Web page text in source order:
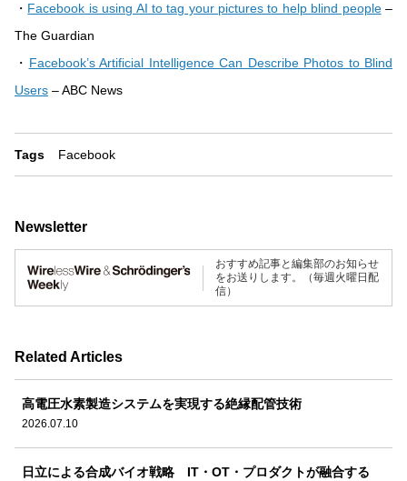
・ Facebook is using AI to tag your pictures to help blind people–
The Guardian
・ Facebook’s Artificial Intelligence Can Describe Photos to Blind
Users – ABC News
Tags Facebook
Newsletter
おすすめ記事と編集部のお知らせ
をお送りします。（毎週火曜日配
信）
Related Articles
高電圧水素製造システムを実現する絶縁配管技術
2026.07.10
日立による合成バイオ戦略 IT・OT・プロダクトが融合する